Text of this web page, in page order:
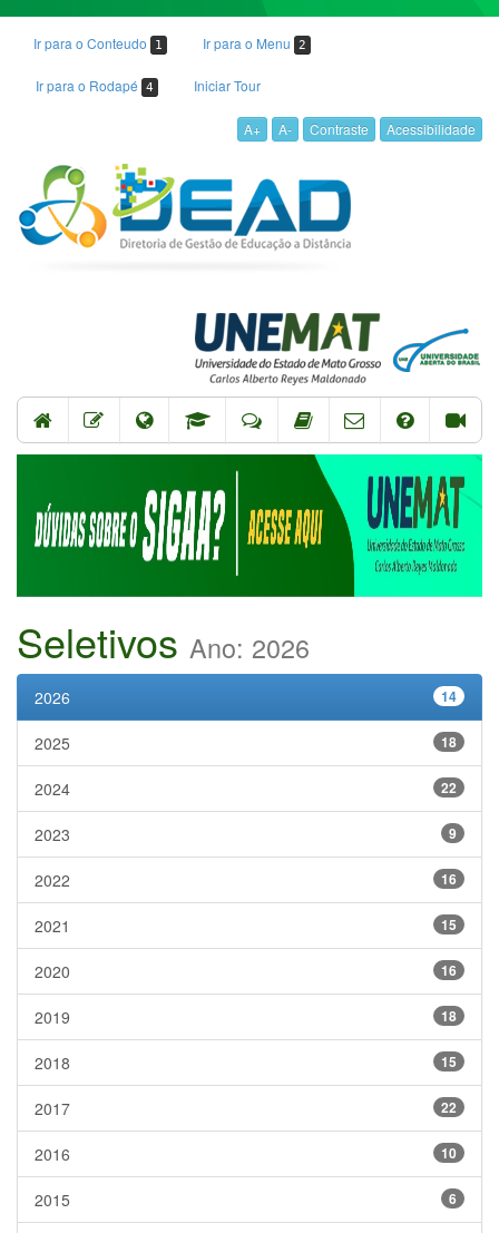
Ir para o Conteudo 1 Ir para o Menu 2
Ir para o Rodapé 4 Iniciar Tour
A+ A- Contraste Acessibilidade
Seletivos Ano: 2026
2026 14
2025 18
2024 22
2023 9
2022 16
2021 15
2020 16
2019 18
2018 15
2017 22
2016 10
2015 6